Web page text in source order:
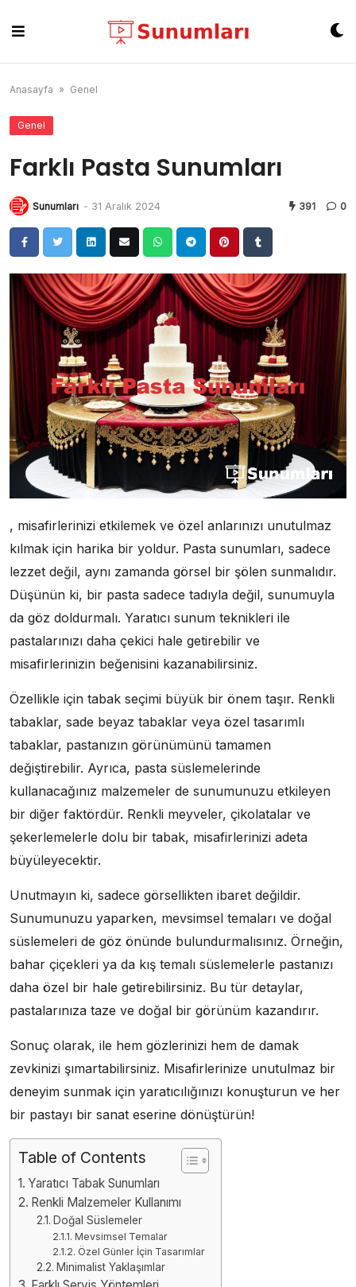
content
Anasayfa » Genel
Genel
Farklı Pasta Sunumları
Sunumları - 31 Aralık 2024 391 0
, misafirlerinizi etkilemek ve özel anlarınızı unutulmaz
kılmak için harika bir yoldur. Pasta sunumları, sadece
lezzet değil, aynı zamanda görsel bir şölen sunmalıdır.
Düşünün ki, bir pasta sadece tadıyla değil, sunumuyla
da göz doldurmalı. Yaratıcı sunum teknikleri ile
pastalarınızı daha çekici hale getirebilir ve
misafirlerinizin beğenisini kazanabilirsiniz.
Özellikle için tabak seçimi büyük bir önem taşır. Renkli
tabaklar, sade beyaz tabaklar veya özel tasarımlı
tabaklar, pastanızın görünümünü tamamen
değiştirebilir. Ayrıca, pasta süslemelerinde
kullanacağınız malzemeler de sunumunuzu etkileyen
bir diğer faktördür. Renkli meyveler, çikolatalar ve
şekerlemelerle dolu bir tabak, misafirlerinizi adeta
büyüleyecektir.
Unutmayın ki, sadece görsellikten ibaret değildir.
Sunumunuzu yaparken, mevsimsel temaları ve doğal
süslemeleri de göz önünde bulundurmalısınız. Örneğin,
bahar çiçekleri ya da kış temalı süslemelerle pastanızı
daha özel bir hale getirebilirsiniz. Bu tür detaylar,
pastalarınıza taze ve doğal bir görünüm kazandırır.
Sonuç olarak, ile hem gözlerinizi hem de damak
zevkinizi şımartabilirsiniz. Misafirlerinize unutulmaz bir
deneyim sunmak için yaratıcılığınızı konuşturun ve her
bir pastayı bir sanat eserine dönüştürün!
Table of Contents
Yaratıcı Tabak Sunumları
Renkli Malzemeler Kullanımı
Doğal Süslemeler
Mevsimsel Temalar
Özel Günler İçin Tasarımlar
Minimalist Yaklaşımlar